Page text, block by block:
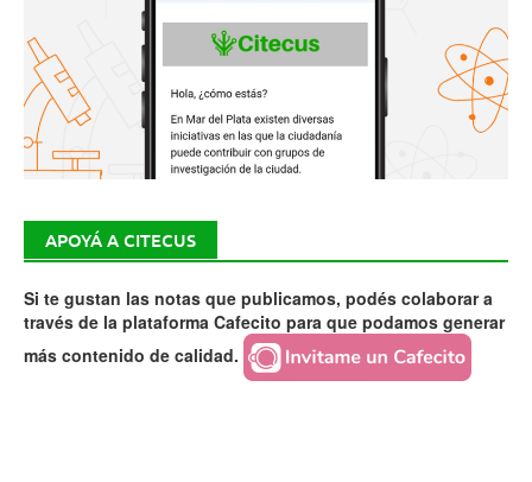
APOYÁ A CITECUS
Si te gustan las notas que publicamos, podés colaborar a
través de la plataforma Cafecito para que podamos generar
más contenido de calidad.